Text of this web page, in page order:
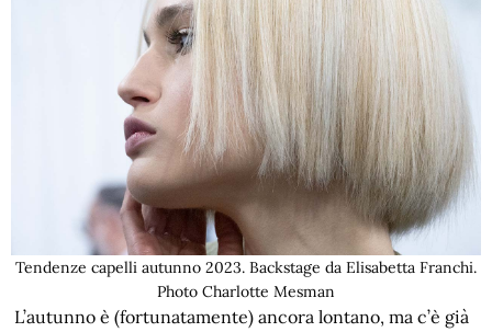
Tendenze capelli autunno 2023. Backstage da Elisabetta Franchi.
Photo Charlotte Mesman
L’autunno è (fortunatamente) ancora lontano, ma c’è già